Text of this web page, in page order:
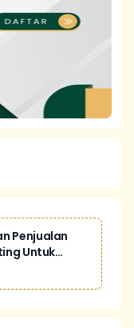
Penjualan
Untuk